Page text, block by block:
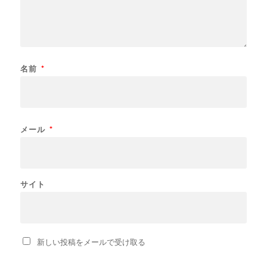
名前 *
メール *
サイト
新しい投稿をメールで受け取る